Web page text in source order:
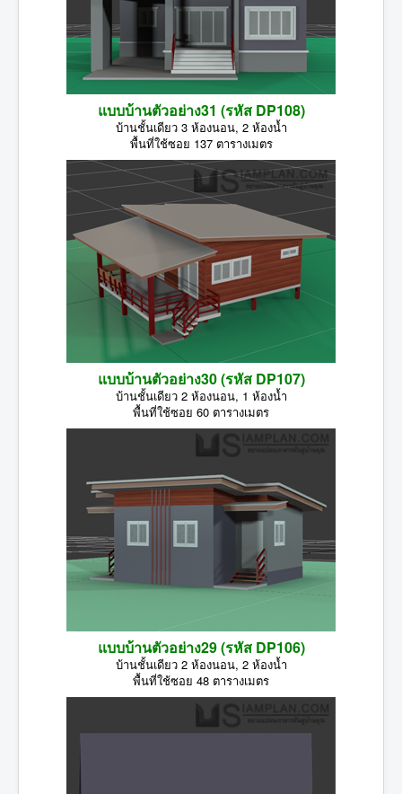
แบบบ้านตัวอย่าง31 (รหัส DP108)
บ้านชั้นเดียว 3 ห้องนอน, 2 ห้องน้ำ
พื้นที่ใช้ซอย 137 ตารางเมตร
แบบบ้านตัวอย่าง30 (รหัส DP107)
บ้านชั้นเดียว 2 ห้องนอน, 1 ห้องน้ำ
พื้นที่ใช้ซอย 60 ตารางเมตร
แบบบ้านตัวอย่าง29 (รหัส DP106)
บ้านชั้นเดียว 2 ห้องนอน, 2 ห้องน้ำ
พื้นที่ใช้ซอย 48 ตารางเมตร